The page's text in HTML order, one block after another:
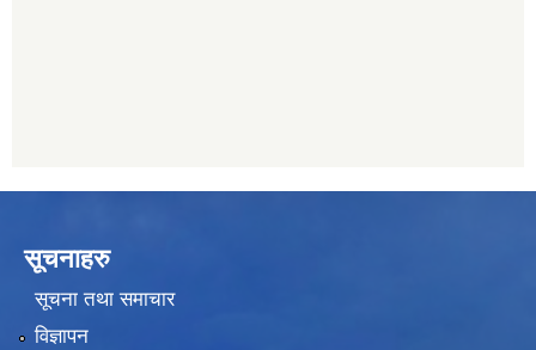
सूचनाहरु
सूचना तथा समाचार
विज्ञापन